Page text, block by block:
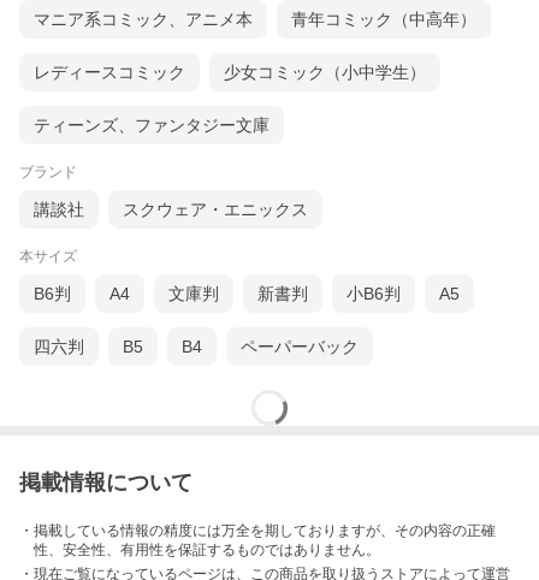
マニア系コミック、アニメ本 青年コミック（中高年）
レディースコミック 少女コミック（小中学生）
ティーンズ、ファンタジー文庫
ブランド
講談社 スクウェア・エニックス
本サイズ
B6判 A4 文庫判 新書判 小B6判 A5
四六判 B5 B4 ペーパーバック
掲載情報について
・掲載している情報の精度には万全を期しておりますが、その内容の正確
性、安全性、有用性を保証するものではありません。
・現在ご覧になっているページは、この商品を取り扱うストアによって運営